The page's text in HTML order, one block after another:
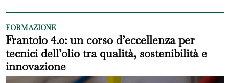
FORMAZIONE
Frantoio 4.0: un corso d’eccellenza per
tecnici dell’olio tra qualità, sostenibilità e
innovazione